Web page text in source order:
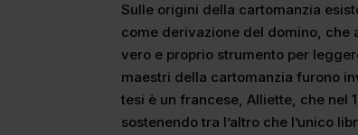
Sulle origini della cartomanzia
come derivazione del domino, che
vero e proprio strumento per
maestri della cartomanzia furono
tesi è un francese, Alliette, che nel
sostenendo tra l’altro che l’unico